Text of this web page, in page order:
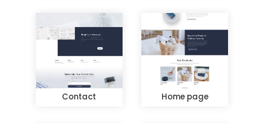
Contact Home page